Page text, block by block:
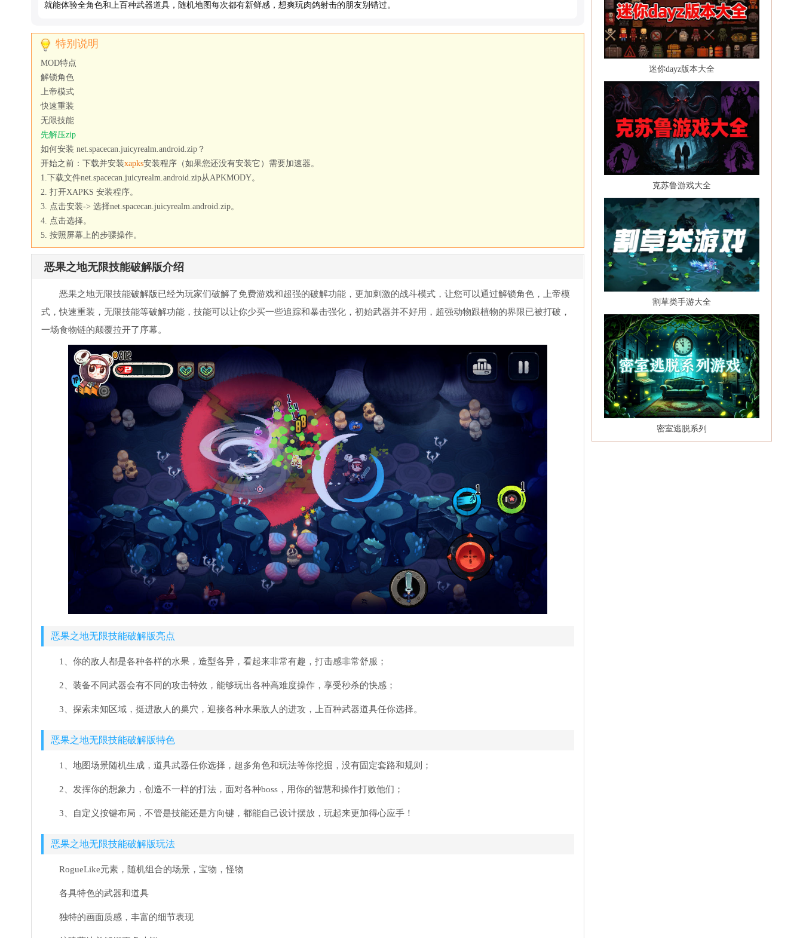
就能体验全角色和上百种武器道具，随机地图每次都有新鲜感，想爽玩肉鸽射击的朋友别错过。
MOD特点
解锁角色
上帝模式
快速重装
无限技能
先解压zip
如何安装 net.spacecan.juicyrealm.android.zip？
开始之前：下载并安装xapks安装程序（如果您还没有安装它）需要加速器。
1.下载文件net.spacecan.juicyrealm.android.zip从APKMODY。
2. 打开XAPKS 安装程序。
3. 点击安装-> 选择net.spacecan.juicyrealm.android.zip。
4. 点击选择。
5. 按照屏幕上的步骤操作。
特别说明
恶果之地无限技能破解版介绍
恶果之地无限技能破解版已经为玩家们破解了免费游戏和超强的破解功能，更加刺激的战斗模式，让您可以通过解锁角色，上帝模
式，快速重装，无限技能等破解功能，技能可以让你少买一些追踪和暴击强化，初始武器并不好用，超强动物跟植物的界限已被打破，
一场食物链的颠覆拉开了序幕。
恶果之地无限技能破解版亮点
1、你的敌人都是各种各样的水果，造型各异，看起来非常有趣，打击感非常舒服；
2、装备不同武器会有不同的攻击特效，能够玩出各种高难度操作，享受秒杀的快感；
3、探索未知区域，挺进敌人的巢穴，迎接各种水果敌人的进攻，上百种武器道具任你选择。
恶果之地无限技能破解版特色
1、地图场景随机生成，道具武器任你选择，超多角色和玩法等你挖掘，没有固定套路和规则；
2、发挥你的想象力，创造不一样的打法，面对各种boss，用你的智慧和操作打败他们；
3、自定义按键布局，不管是技能还是方向键，都能自己设计摆放，玩起来更加得心应手！
恶果之地无限技能破解版玩法
RogueLike元素，随机组合的场景，宝物，怪物
各具特色的武器和道具
独特的画面质感，丰富的细节表现
迷你dayz版本大全
克苏鲁游戏大全
割草类手游大全
密室逃脱系列